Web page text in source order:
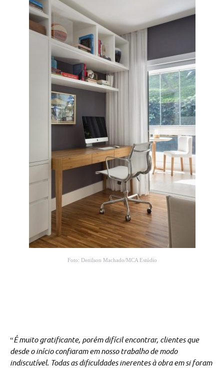
Foto: Denilson Machado/MCA Estúdio
“É muito gratificante, porém difícil encontrar, clientes que
desde o início confiaram em nosso trabalho de modo
indiscutível. Todas as dificuldades inerentes à obra em si foram